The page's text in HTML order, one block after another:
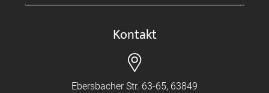
Kontakt
Ebersbacher Str. 63-65, 63849